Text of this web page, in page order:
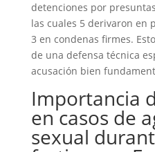
detenciones por
las cuales 5 derivaron en
3 en condenas firmes.
de una defensa técnica
acusación bien
Importancia
en casos de
sexual